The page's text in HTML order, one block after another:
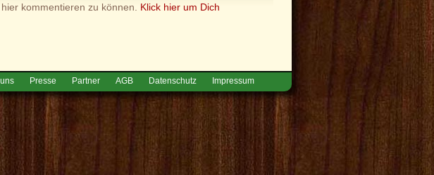
kommentieren zu können. Klick hier um Dich
Presse Partner AGB Datenschutz Impressum